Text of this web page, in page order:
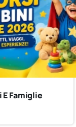
Famiglie